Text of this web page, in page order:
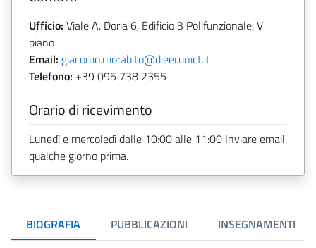
Ufficio: Viale A. Doria 6, Edificio 3 Polifunzionale, V
piano
Email: giacomo.morabito@dieei.unict.it
Telefono: +39 095 738 2355
Orario di ricevimento
Lunedì e mercoledì dalle 10:00 alle 11:00 Inviare email
qualche giorno prima.
BIOGRAFIA PUBBLICAZIONI INSEGNAMENTI